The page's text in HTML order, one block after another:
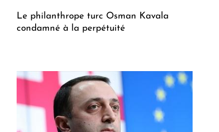
Le philanthrope turc Osman Kavala
condamné à la perpétuité